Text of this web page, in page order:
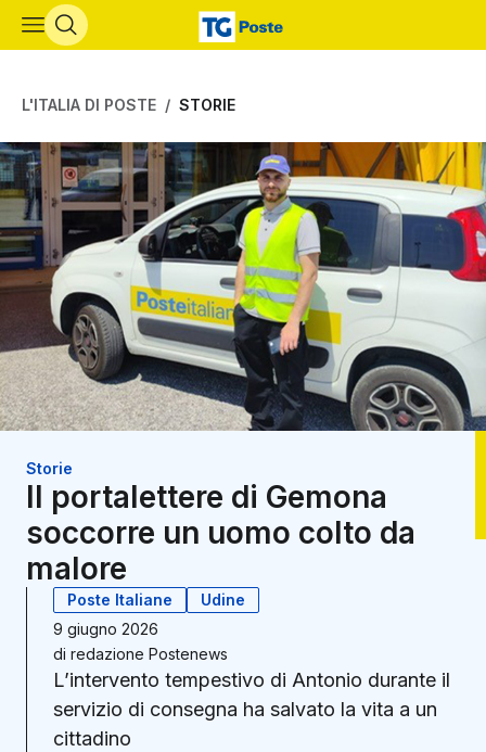
Vai al contenuto principale
L'ITALIA DI POSTE STORIE
Storie
Il portalettere di Gemona
soccorre un uomo colto da
malore
Poste Italiane
Udine
9 giugno 2026
di redazione Postenews
L’intervento tempestivo di Antonio durante il
servizio di consegna ha salvato la vita a un
cittadino